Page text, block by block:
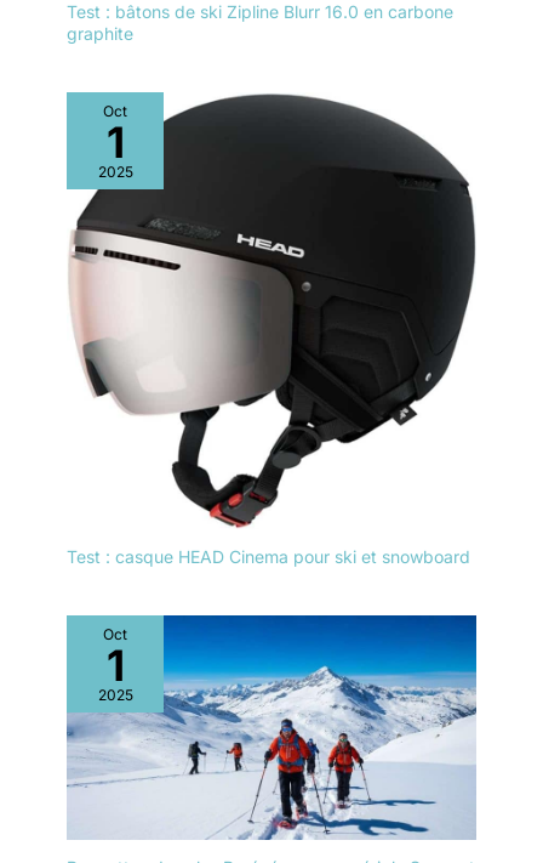
Test : bâtons de ski Zipline Blurr 16.0 en carbone
graphite
Oct
1
2025
Test : casque HEAD Cinema pour ski et snowboard
Oct
1
2025